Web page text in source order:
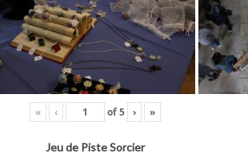
« ‹ of5 › »
Jeu de Piste Sorcier